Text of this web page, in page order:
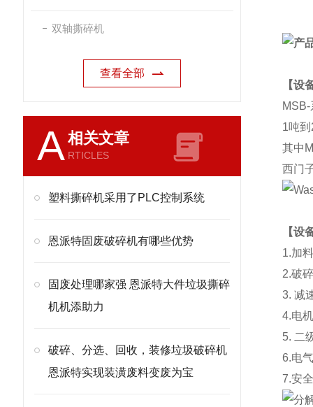
双轴撕碎机
查看全部
A相关文章
RTICLES
塑料撕碎机采用了PLC控制系统
恩派特固废破碎机有哪些优势
固废处理哪家强 恩派特大件垃圾撕碎
机机添助力
破碎、分选、回收，装修垃圾破碎机
恩派特实现装潢废料变废为宝
【设
MSB-
1吨到
其中
西门
【设
1.加
2.破
3. 减
4.电机
5. 二
6.电
7.安